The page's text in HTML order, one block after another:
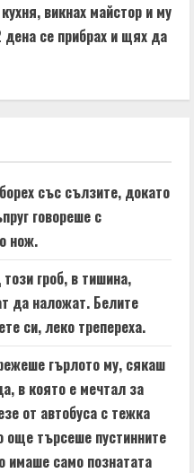
викнах майстор и му
се прибрах и щях да
със сълзите, докато
говореше с
нож.
гроб, в тишина,
да наложат. Белите
си, леко трепереха.
гърлото му, сякаш
в която е мечтал за
от автобуса с тежка
още търсеше пустинните
имаше само познатата